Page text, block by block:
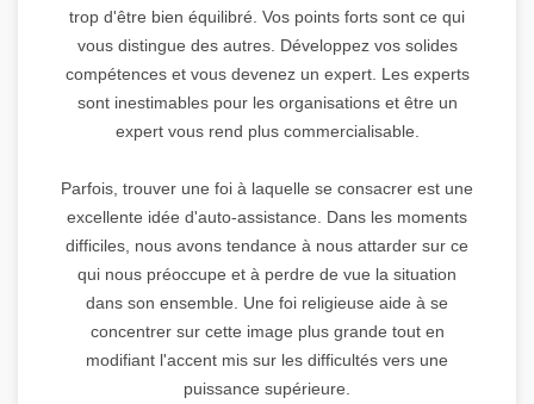
trop d'être bien équilibré. Vos points forts sont ce qui
vous distingue des autres. Développez vos solides
compétences et vous devenez un expert. Les experts
sont inestimables pour les organisations et être un
expert vous rend plus commercialisable.
Parfois, trouver une foi à laquelle se consacrer est une
excellente idée d'auto-assistance. Dans les moments
difficiles, nous avons tendance à nous attarder sur ce
qui nous préoccupe et à perdre de vue la situation
dans son ensemble. Une foi religieuse aide à se
concentrer sur cette image plus grande tout en
modifiant l'accent mis sur les difficultés vers une
puissance supérieure.